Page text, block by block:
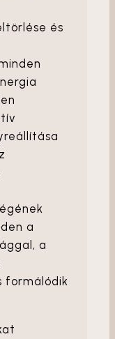
és
a
a
formálódik